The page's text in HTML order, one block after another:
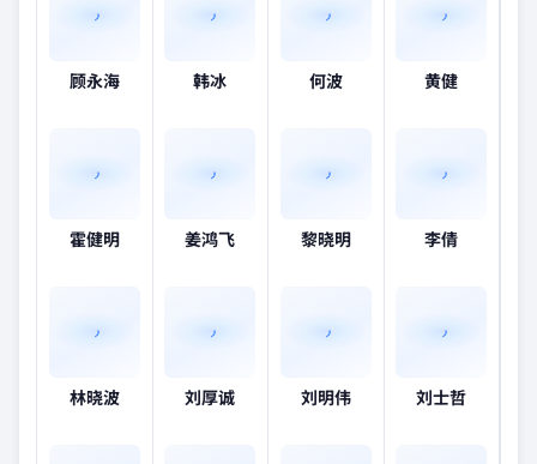
顾永海 韩冰 何波 黄健
霍健明 姜鸿飞 黎晓明 李倩
林晓波 刘厚诚 刘明伟 刘士哲